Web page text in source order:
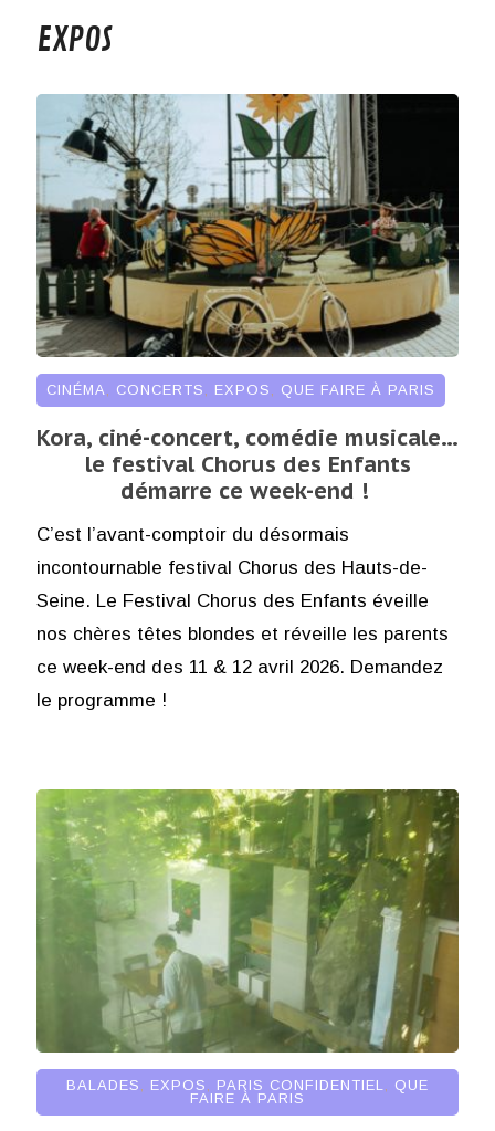
EXPOS
CINÉMA CONCERTS EXPOS QUE FAIRE À PARIS
Kora, ciné-concert, comédie musicale…
le festival Chorus des Enfants
démarre ce week-end !
C’est l’avant-comptoir du désormais
incontournable festival Chorus des Hauts-de-
Seine. Le Festival Chorus des Enfants éveille
nos chères têtes blondes et réveille les parents
ce week-end des 11 & 12 avril 2026. Demandez
le programme !
BALADES , EXPOS , PARIS CONFIDENTIEL, QUE
FAIRE À PARIS